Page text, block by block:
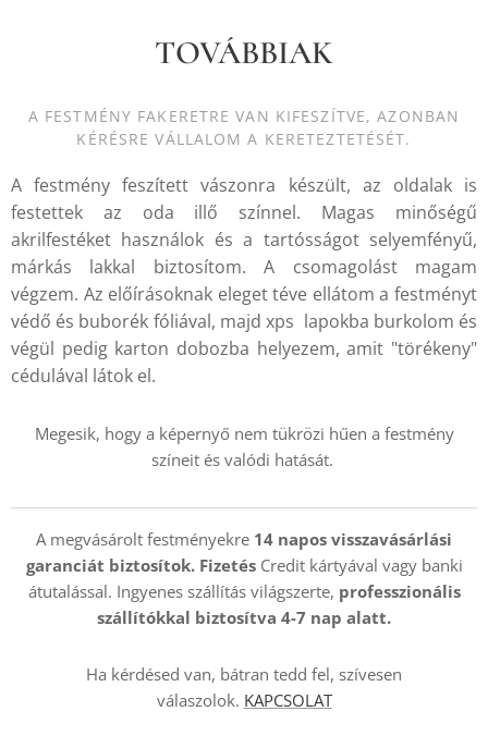
TOVÁBBIAK
A FESTMÉNY FAKERETRE VAN KIFESZÍTVE, AZONBAN
KÉRÉSRE VÁLLALOM A KERETEZTETÉSÉT.
A festmény feszített vászonra készült, az oldalak is
festettek az oda illő színnel. Magas minőségű
akrilfestéket használok és a tartósságot selyemfényű,
márkás lakkal biztosítom. A csomagolást magam
végzem. Az előírásoknak eleget téve ellátom a festményt
védő és buborék fóliával, majd xps lapokba burkolom és
végül pedig karton dobozba helyezem, amit "törékeny"
cédulával látok el.
Megesik, hogy a képernyő nem tükrözi hűen a festmény
színeit és valódi hatását.
A megvásárolt festményekre 14 napos visszavásárlási
garanciát biztosítok. Fizetés Credit kártyával vagy banki
átutalással. Ingyenes szállítás világszerte, professzionális
szállítókkal biztosítva 4-7 nap alatt.
Ha kérdésed van, bátran tedd fel, szívesen
válaszolok. KAPCSOLAT